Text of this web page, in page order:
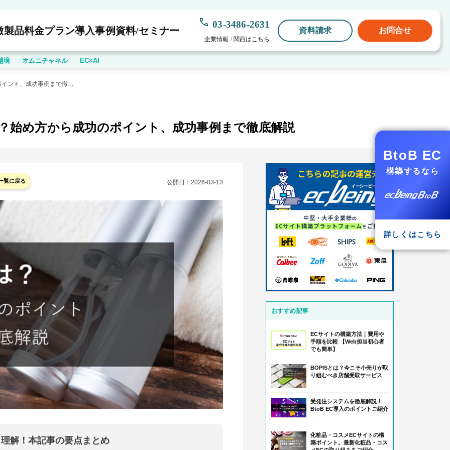
製品料金プラン導入事例資料/セミナー
03-3486-2631
企業情報 / 関西はこちら
資料請求 お問合せ
BtoB EC
構築するなら
詳しくはこちら
【2026年最新】単品通販とは？始め方から成功のポイント、成功事例まで徹底解説
始め方から成功のポイント、成功事例まで徹底解説
覧に戻る 公開日： 2026-03-13
解！本記事の要点まとめ
境 オムニチャネル EC×AI
おすすめ記事
ECサイトの構築方法｜費用や
手順を比較 【Web担当初心者
でも簡単】
BOPISとは？今こそ小売りが取
り組むべき店舗受取サービス
受発注システムを徹底解説！
BtoB EC導入のポイントご紹介
化粧品・コスメECサイトの構
築ポイント。最新化粧品・コス